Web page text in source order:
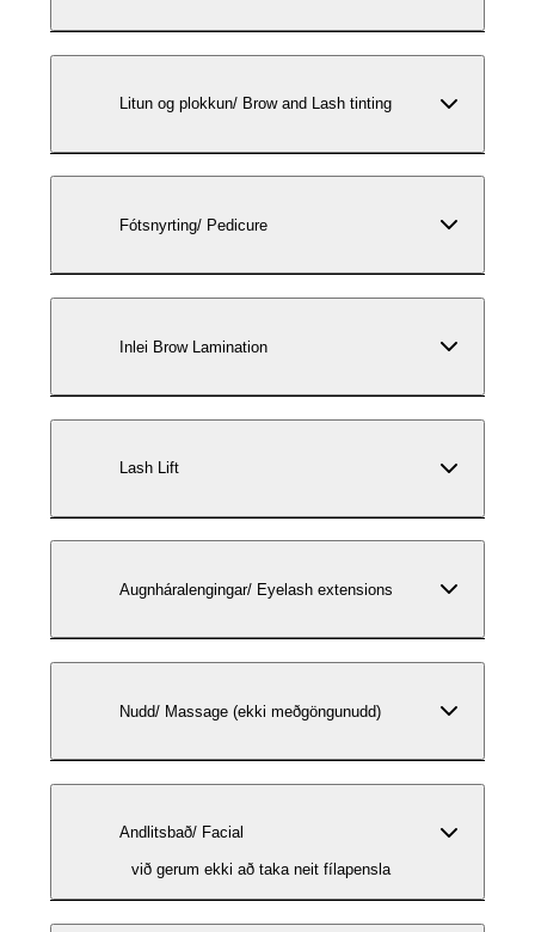
Litun og plokkun/ Brow and Lash tinting
Fótsnyrting/ Pedicure
Inlei Brow Lamination
Lash Lift
Augnháralengingar/ Eyelash extensions
Nudd/ Massage (ekki meðgöngunudd)
Andlitsbað/ Facial
við gerum ekki að taka neit fílapensla